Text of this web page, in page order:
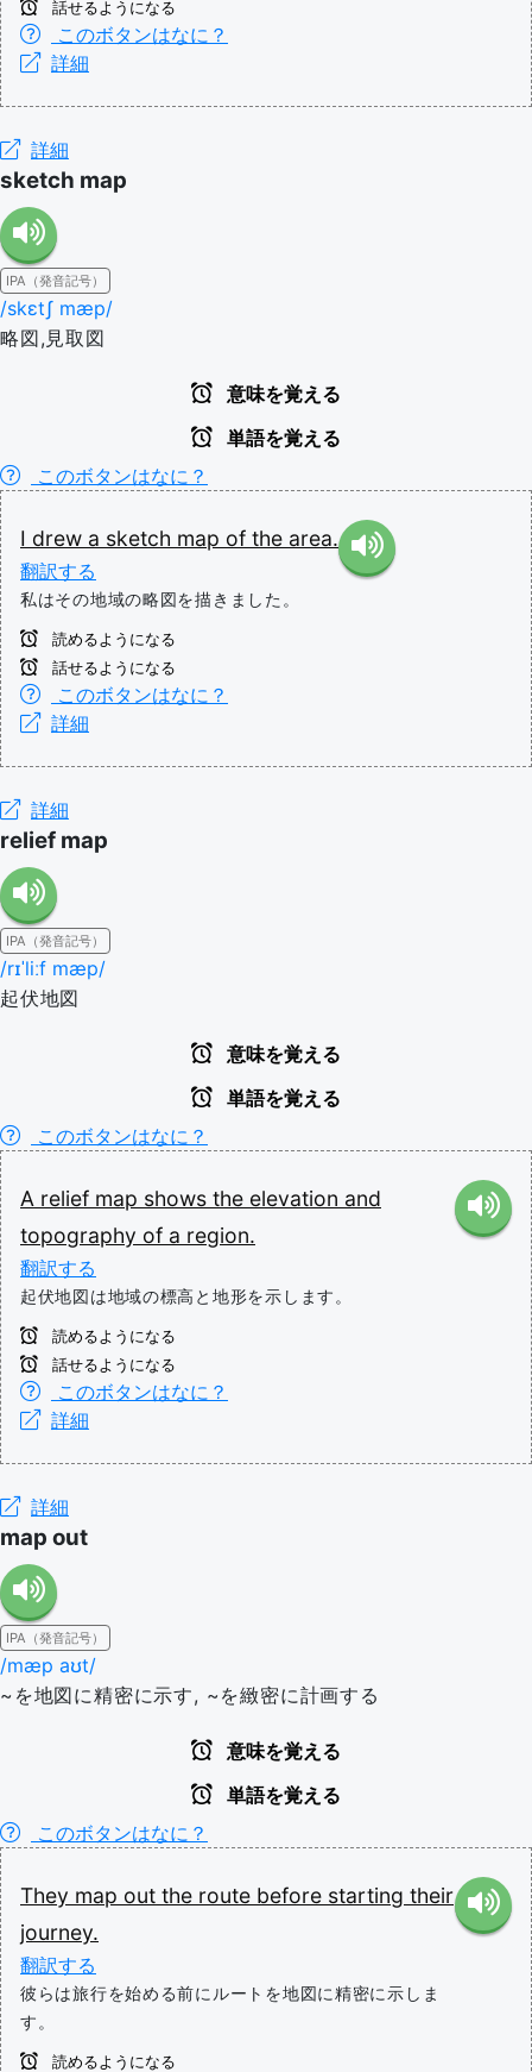
話せるようになる
このボタンはなに？
詳細
詳細
sketch map
IPA（発音記号）
/skɛtʃ mæp/
略図,見取図
意味を覚える
単語を覚える
このボタンはなに？
I drew a sketch map of the area.
翻訳する
私はその地域の略図を描きました。
読めるようになる
話せるようになる
このボタンはなに？
詳細
詳細
relief map
IPA（発音記号）
/rɪˈliːf mæp/
起伏地図
意味を覚える
単語を覚える
このボタンはなに？
A relief map shows the elevation and
topography of a region.
翻訳する
起伏地図は地域の標高と地形を示します。
読めるようになる
話せるようになる
このボタンはなに？
詳細
詳細
map out
IPA（発音記号）
/mæp aʊt/
~を地図に精密に示す, ~を緻密に計画する
意味を覚える
単語を覚える
このボタンはなに？
They map out the route before starting their
journey.
翻訳する
彼らは旅行を始める前にルートを地図に精密に示しま
す。
読めるようになる